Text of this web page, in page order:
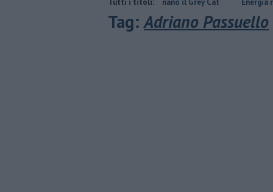
Tutti i titoli:
Rea e Martux M animano il Grey Cat Energia rinnovabile
Tag:Adriano Passuello